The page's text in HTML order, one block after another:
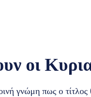
οι
γνώμη πως ο